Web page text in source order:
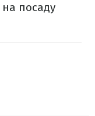
посаду